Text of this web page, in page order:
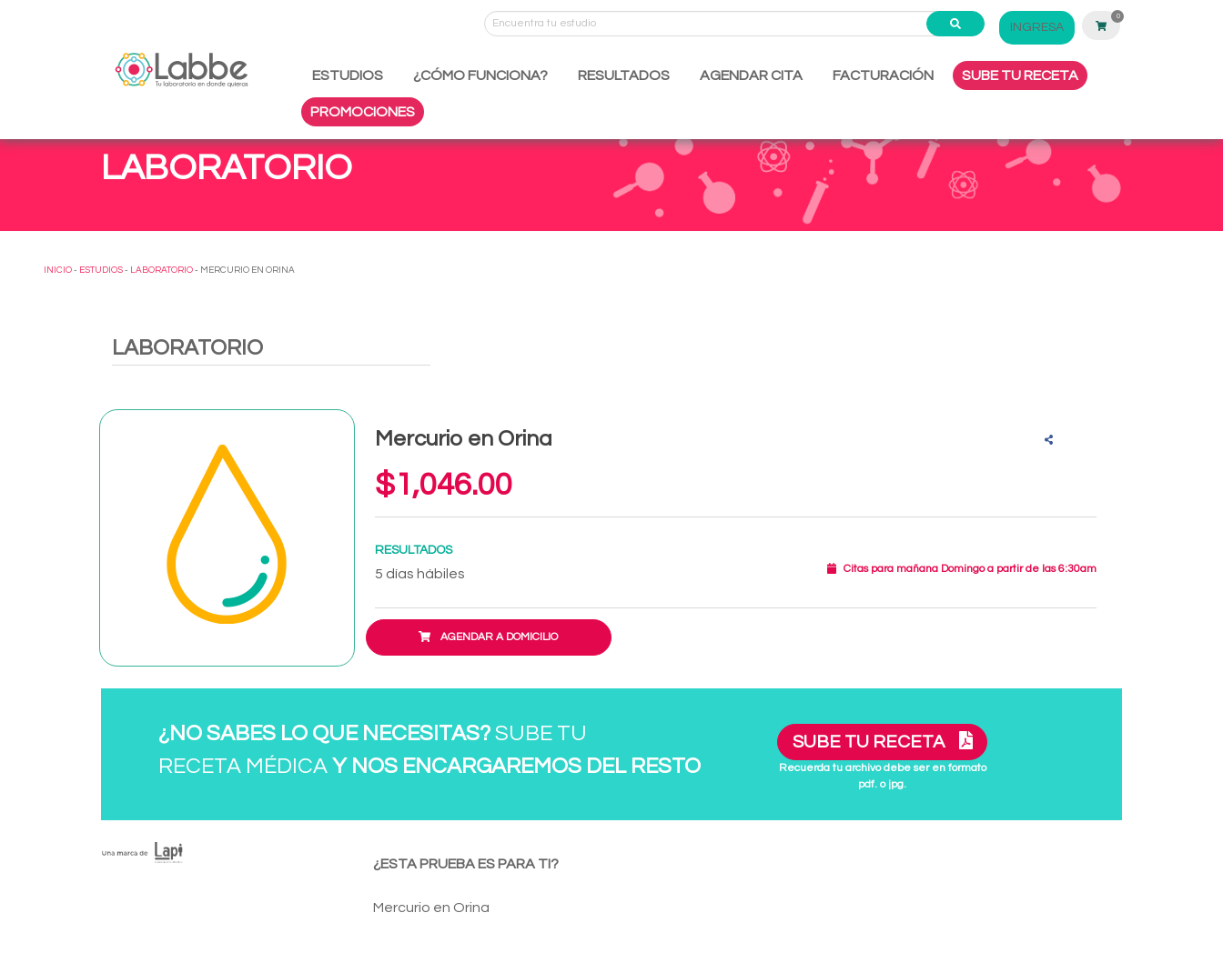
INGRESA
0
ESTUDIOS ¿CÓMO FUNCIONA? RESULTADOS AGENDAR CITA FACTURACIÓN SUBE TU RECETA
PROMOCIONES
LABORATORIO
INICIO - ESTUDIOS - LABORATORIO - MERCURIO EN ORINA
LABORATORIO
Mercurio en Orina
$1,046.00
RESULTADOS
5 días hábiles Citas para mañana Domingo a partir de las 6:30am
AGENDAR A DOMICILIO
¿NO SABES LO QUE NECESITAS? SUBE TU
RECETA MÉDICA Y NOS ENCARGAREMOS DEL RESTO
SUBE TU RECETA
Recuerda tu archivo debe ser en formato
pdf. o jpg.
¿ESTA PRUEBA ES PARA TI?
Mercurio en Orina